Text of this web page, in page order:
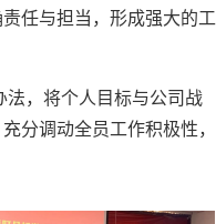
任与担当，形成强大的工
，将个人目标与公司战
分调动全员工作积极性，